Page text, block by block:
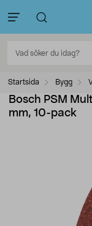
Startsida Bygg
Bosch PSM
mm, 10-pack